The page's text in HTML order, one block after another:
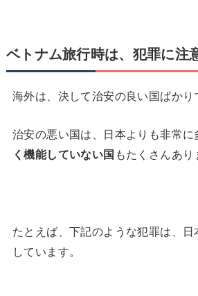
ベトナム旅行時は、犯罪に注
海外は、決して治安の良い国ばかり
治安の悪い国は、日本よりも非常に
く機能していない国 もたくさんあり
たとえば、下記のような犯罪は、
しています。